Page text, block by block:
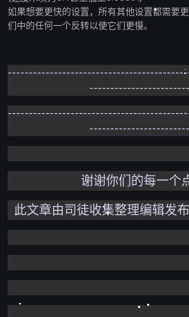
如果想要更快的设置，所有其他设置都需要
们中的任何一个反转以使它们更慢。
谢谢你们的每一个
此文章由司徒收集整理编辑发